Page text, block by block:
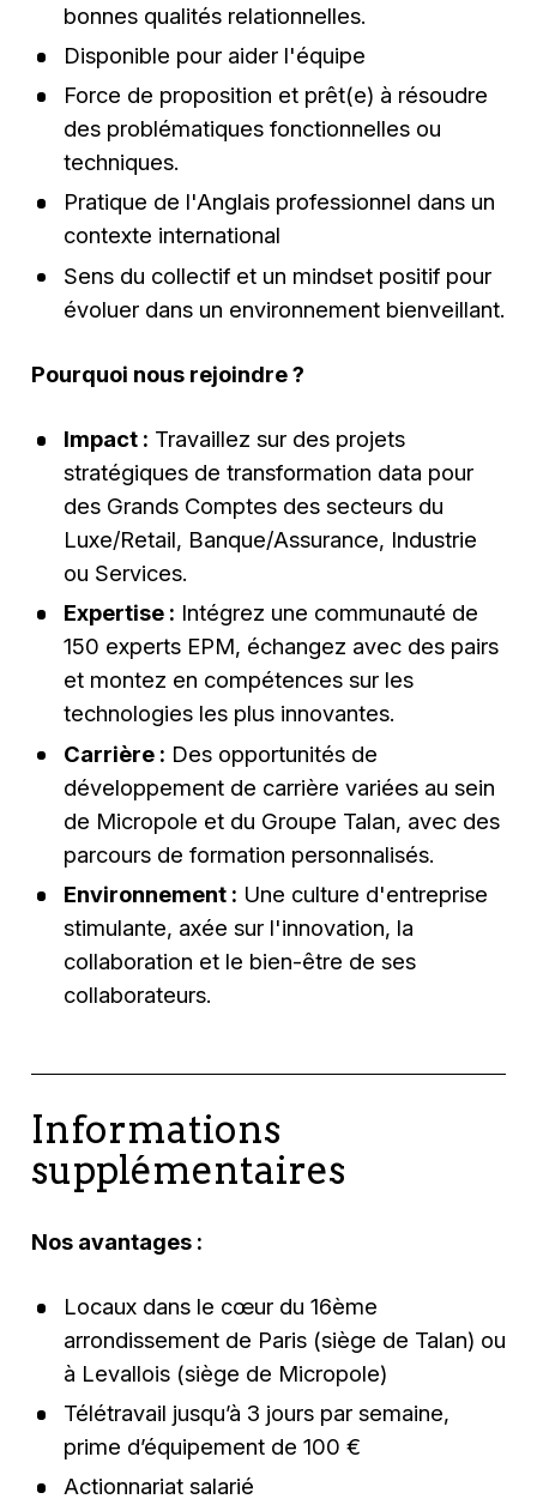
bonnes qualités relationnelles.
Disponible pour aider l'équipe
Force de proposition et prêt(e) à résoudre
des problématiques fonctionnelles ou
techniques.
Pratique de l'Anglais professionnel dans un
contexte international
Sens du collectif et un mindset positif pour
évoluer dans un environnement bienveillant.
Pourquoi nous rejoindre ?
Impact : Travaillez sur des projets
stratégiques de transformation data pour
des Grands Comptes des secteurs du
Luxe/Retail, Banque/Assurance, Industrie
ou Services.
Expertise : Intégrez une communauté de
150 experts EPM, échangez avec des pairs
et montez en compétences sur les
technologies les plus innovantes.
Carrière : Des opportunités de
développement de carrière variées au sein
de Micropole et du Groupe Talan, avec des
parcours de formation personnalisés.
Environnement : Une culture d'entreprise
stimulante, axée sur l'innovation, la
collaboration et le bien-être de ses
collaborateurs.
Informations
supplémentaires
Nos avantages :
Locaux dans le cœur du 16ème
arrondissement de Paris (siège de Talan) ou
à Levallois (siège de Micropole)
Télétravail jusqu’à 3 jours par semaine,
prime d’équipement de 100 €
Actionnariat salarié